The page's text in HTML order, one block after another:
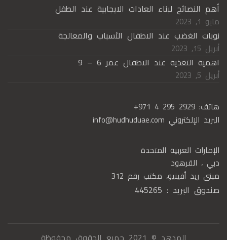
أهم النصائح لبناء العادات الايجابية عند الطفل
مايو 1, 2023
نوبات الغضب عند الاطفال الأسباب والمعالجة
أبريل 15, 2023
اهمية التغذية عند الاطفال عمر 6 – 9
أبريل 5, 2023
هاتف: +971 4 295 2929
البريد الإلكتروني info@hudhuduae.com
الإمارات العربية المتحدة
دبي ، القرهود
مبنى ريد أفينيو، مكتب رقم 312
صندوق البريد : 445265